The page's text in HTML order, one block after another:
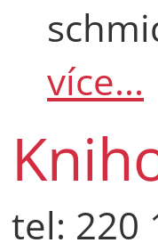
více...
tel: 220